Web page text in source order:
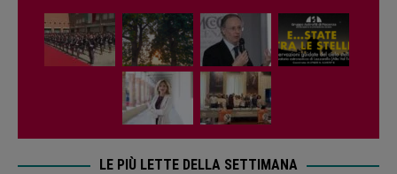
LE PIÙ LETTE DELLA SETTIMANA